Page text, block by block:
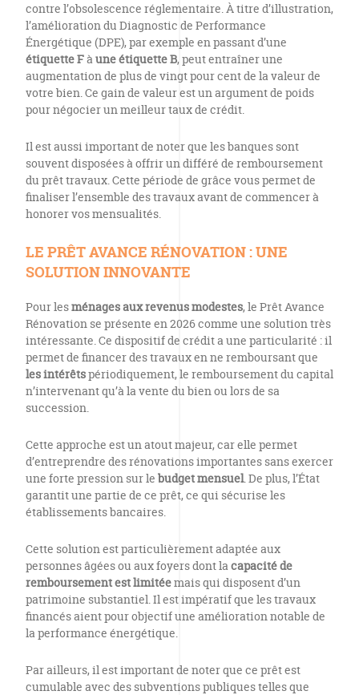
contre l’obsolescence réglementaire. À titre d’illustration,
l’amélioration du Diagnostic de Performance
Énergétique (DPE), par exemple en passant d’une
étiquette Fàune étiquette B, peut entraîner une
augmentation de plus de vingt pour cent de la valeur de
votre bien. Ce gain de valeur est un argument de poids
pour négocier un meilleur taux de crédit.
Il est aussi important de noter que les banques sont
souvent disposées à offrir un différé de remboursement
du prêt travaux. Cette période de grâce vous permet de
finaliser l’ensemble des travaux avant de commencer à
honorer vos mensualités.
LE PRÊT AVANCE RÉNOVATION : UNE
SOLUTION INNOVANTE
Pour lesménages aux revenus modestes, le Prêt Avance
Rénovation se présente en 2026 comme une solution très
intéressante. Ce dispositif de crédit a une particularité : il
permet de financer des travaux en ne remboursant que
les intérêtspériodiquement, le remboursement du capital
n’intervenant qu’à la vente du bien ou lors de sa
succession.
Cette approche est un atout majeur, car elle permet
d’entreprendre des rénovations importantes sans exercer
une forte pression sur le budget mensuel. De plus, l’État
garantit une partie de ce prêt, ce qui sécurise les
établissements bancaires.
Cette solution est particulièrement adaptée aux
personnes âgées ou aux foyers dont lacapacité de
remboursement est limitéemais qui disposent d’un
patrimoine substantiel. Il est impératif que les travaux
financés aient pour objectif une amélioration notable de
la performance énergétique.
Par ailleurs, il est important de noter que ce prêt est
cumulable avec des subventions publiques telles que